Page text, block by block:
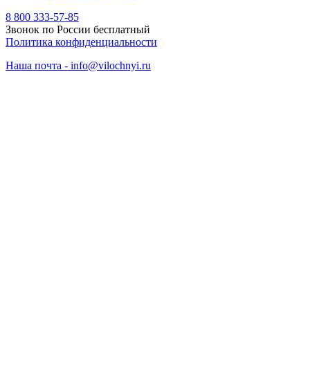
8 800 333-57-85
Звонок по России бесплатный
Политика конфиденциальности
Наша почта - info@vilochnyi.ru